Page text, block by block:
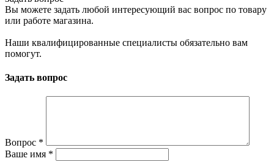
Вы можете задать любой интересующий вас вопрос по товару
или работе магазина.
Наши квалифицированные специалисты обязательно вам
помогут.
Задать вопрос
Вопрос *
Ваше имя *